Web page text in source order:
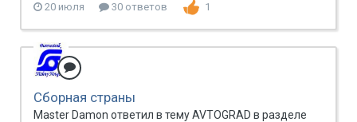
20 июля 30 ответов 1
Сборная страны
Master Damon ответил в тему AVTOGRAD в разделе